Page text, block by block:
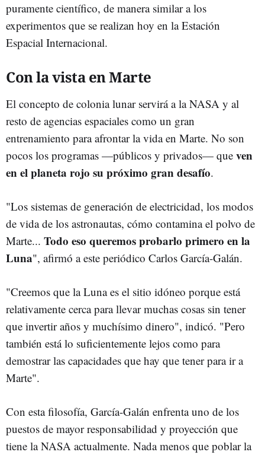
puramente científico, de manera similar a los
experimentos que se realizan hoy en la Estación
Espacial Internacional.
Con la vista en Marte
El concepto de colonia lunar servirá a la NASA y al
resto de agencias espaciales como un gran
entrenamiento para afrontar la vida en Marte. No son
pocos los programas —públicos y privados— que ven
en el planeta rojo su próximo gran desafío.
"Los sistemas de generación de electricidad, los modos
de vida de los astronautas, cómo contamina el polvo de
Marte... Todo eso queremos probarlo primero en la
Luna", afirmó a este periódico Carlos García-Galán.
"Creemos que la Luna es el sitio idóneo porque está
relativamente cerca para llevar muchas cosas sin tener
que invertir años y muchísimo dinero", indicó. "Pero
también está lo suficientemente lejos como para
demostrar las capacidades que hay que tener para ir a
Marte".
Con esta filosofía, García-Galán enfrenta uno de los
puestos de mayor responsabilidad y proyección que
tiene la NASA actualmente. Nada menos que poblar la